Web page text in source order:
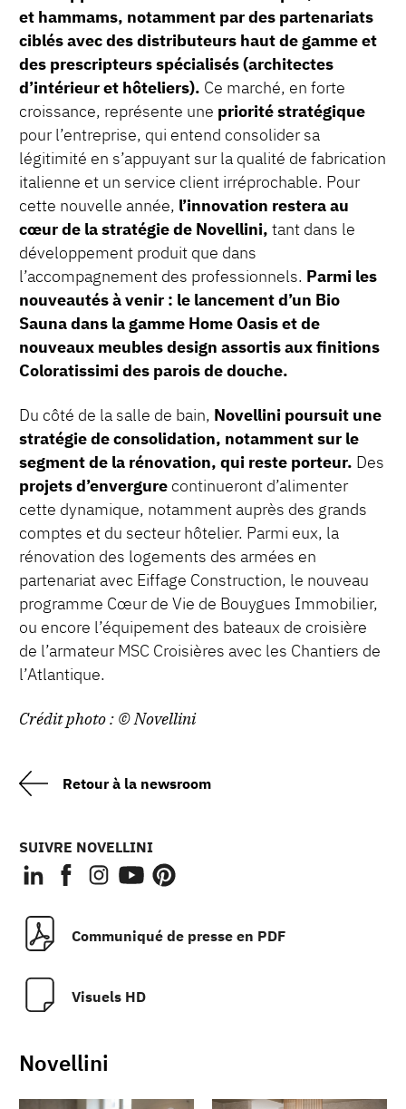
et hammams, notamment par des partenariats
ciblés avec des distributeurs haut de gamme et
des prescripteurs spécialisés (architectes
d’intérieur et hôteliers). Ce marché, en forte
croissance, représente une priorité stratégique
pour l’entreprise, qui entend consolider sa
légitimité en s’appuyant sur la qualité de fabrication
italienne et un service client irréprochable. Pour
cette nouvelle année, l’innovation restera au
cœur de la stratégie de Novellini, tant dans le
développement produit que dans
l’accompagnement des professionnels. Parmi les
nouveautés à venir : le lancement d’un Bio
Sauna dans la gamme Home Oasis et de
nouveaux meubles design assortis aux finitions
Coloratissimi des parois de douche.
Du côté de la salle de bain, Novellini poursuit une
stratégie de consolidation, notamment sur le
segment de la rénovation, qui reste porteur. Des
projets d’envergure continueront d’alimenter
cette dynamique, notamment auprès des grands
comptes et du secteur hôtelier. Parmi eux, la
rénovation des logements des armées en
partenariat avec Eiffage Construction, le nouveau
programme Cœur de Vie de Bouygues Immobilier,
ou encore l’équipement des bateaux de croisière
de l’armateur MSC Croisières avec les Chantiers de
l’Atlantique.
Crédit photo : © Novellini
Retour à la newsroom
SUIVRE NOVELLINI
Communiqué de presse en PDF
Visuels HD
Novellini